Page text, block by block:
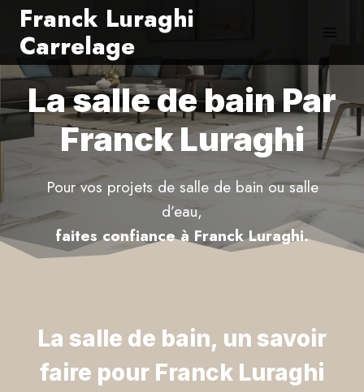
Aller
contenu
Franck Luraghi
Carrelage
La salle de bain Par
Franck Luraghi
Pour vos projets de salle de bain ou salle
d’eau,
faites confiance à Franck Luraghi.
La salle de bain, un savoir
faire pour Franck Luraghi